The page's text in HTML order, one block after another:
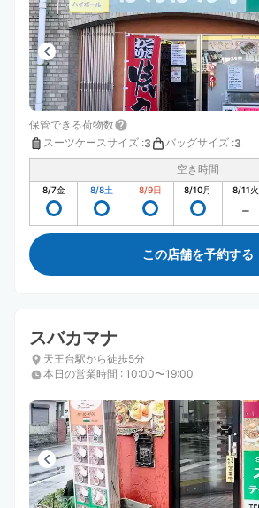
保管できる荷物数
スーツケースサイズ :3 バッグサイズ :3
空き時間
8/7金 8/8土 8/9日 8/10月 8/11火
この店舗を予約する
スバカマナ
天王台駅から徒歩5分
本日の営業時間 : 10:00〜19:00